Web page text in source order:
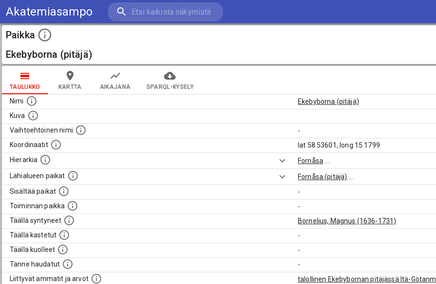
Akatemiasampo
Paikka
Ekebyborna (pitäjä)
TAULUKKO KARTTA AIKAJANA SPARQL-KYSELY
Nimi
Ekebyborna (pitäjä)
Kuva
Vaihtoehtoinen nimi
-
Koordinaatit
lat 58.53601, long 15.1799
Hierarkia
Fornåsa
Lähialueen paikat
Fornåsa (pitäjä)
Sisältää paikat
-
Toiminnan paikka
-
Täällä syntyneet
Bornelius, Magnus (1636-1731)
Täällä kastetut
-
Täällä kuolleet
-
Tänne haudatut
-
Liittyvät ammatit ja arvot
talollinen Ekebybornan pitäjässä Itä-